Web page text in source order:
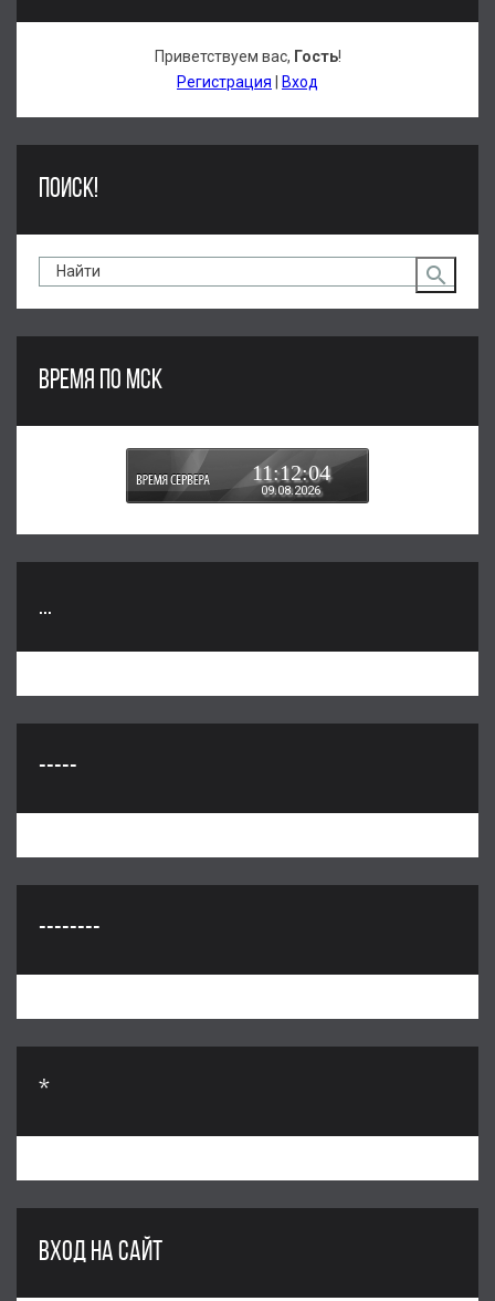
Приветствуем вас, Гость!
Регистрация
Вход
ПОИСК!
ВРЕМЯ ПО МСК
11:12:05
09.08.2026
...
-----
--------
*
ВХОД НА САЙТ